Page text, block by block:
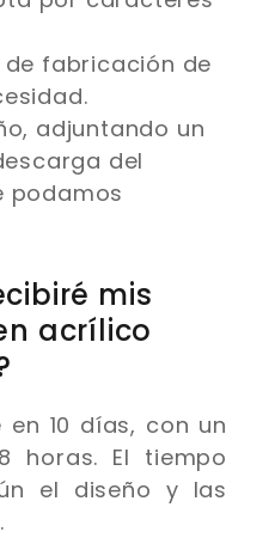
fabricación de
adjuntando un
del
podamos
mis
acrílico
10 días, con un
horas. El tiempo
el diseño y las